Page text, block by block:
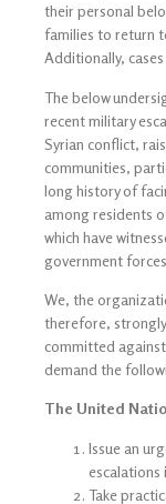
their personal
families to return
Additionally,
The below
recent military
Syrian conflict,
communities,
long history of
among residents
which have
government
We, the
therefore,
committed
demand the
The United
Issue an
escalations
Take